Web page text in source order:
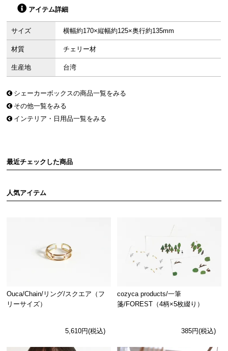
アイテム詳細
サイズ 横幅約170×縦幅約125×奥行約135mm
材質 チェリー材
生産地 台湾
シェーカーボックスの商品一覧をみる
その他一覧をみる
インテリア・日用品一覧をみる
最近チェックした商品
人気アイテム
Ouca/Chain/リング/スクエア（フ
リーサイズ）
5,610円(税込)
cozyca products/一筆
箋/FOREST（4柄×5枚綴り）
385円(税込)